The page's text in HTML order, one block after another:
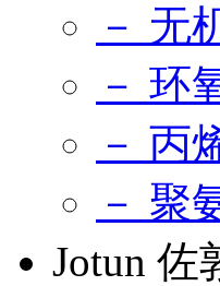
－ 无
－ 环
－ 丙
－ 聚
Jotun 佐